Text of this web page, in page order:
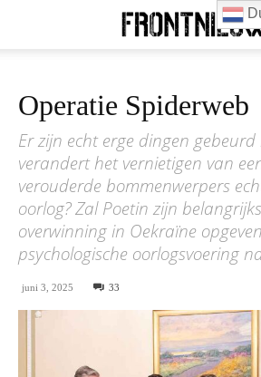
Operatie Spiderweb
Er zijn echt erge dingen
verandert het vernietigen van
verouderde bommenwerpers
oorlog? Zal Poetin zijn
overwinning in Oekraïne
psychologische oorlogsvoering
juni 3, 2025 33